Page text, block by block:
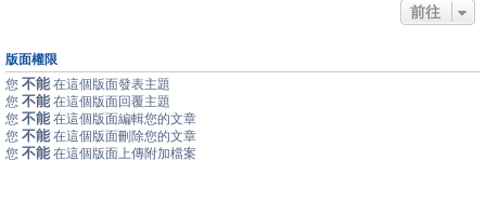
前往
版面權限
您 不能 在這個版面發表主題
您 不能 在這個版面回覆主題
您 不能 在這個版面編輯您的文章
您 不能 在這個版面刪除您的文章
您 不能 在這個版面上傳附加檔案